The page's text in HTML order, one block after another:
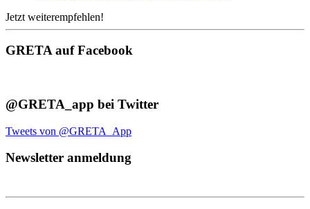
Jetzt weiterempfehlen!
GRETA auf Facebook
@GRETA_app bei Twitter
Tweets von @GRETA_App
Newsletter anmeldung